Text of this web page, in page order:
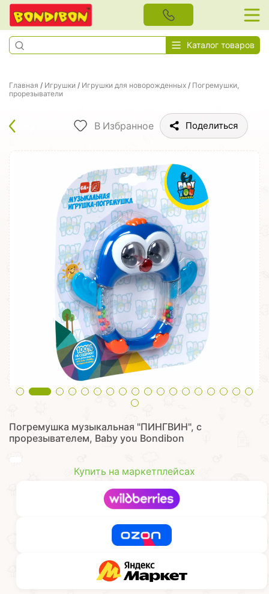
Каталог товаров
Главная / Игрушки / Игрушки для новорожденных / Погремушки,
прорезыватели
В Избранное Поделиться
Погремушка музыкальная "ПИНГВИН", с
прорезывателем, Baby you Bondibon
Купить на маркетплейсах